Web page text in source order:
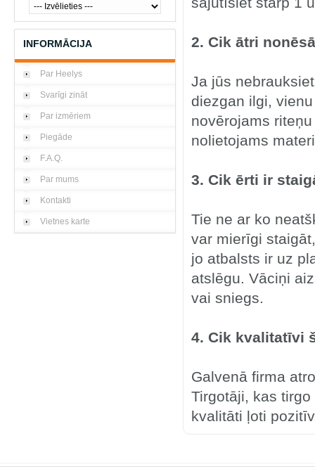
INFORMĀCIJA
Par Heelys
Svarīgi zināt
Par izmēriem
Piegāde
F.A.Q.
Par mums
Kontakti
Vietnes karte
2. Cik ātri
Ja jūs
diezgan ilgi,
novērojams
nolietojams
3. Cik ērti ir
Tie ne ar ko
var mierīgi
jo atbalsts ir uz
atslēgu. Vāciņi
vai sniegs.
4. Cik kvalitatīvi
Galvenā firma
Tirgotāji, kas
kvalitāti ļoti